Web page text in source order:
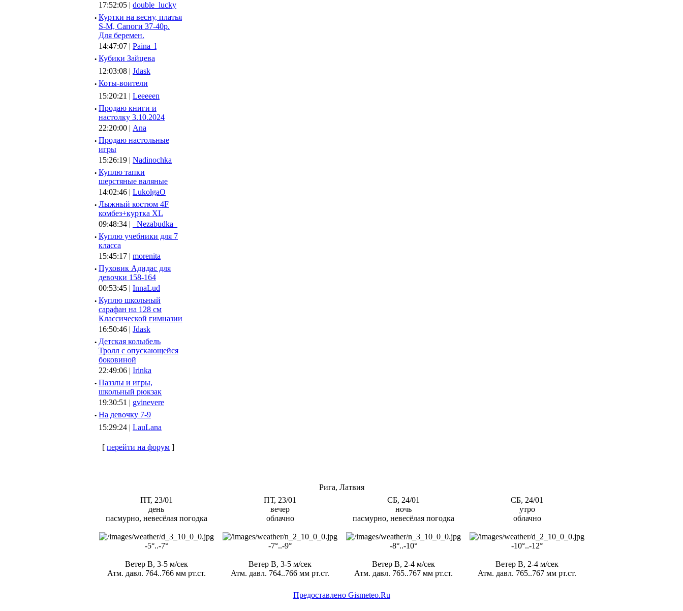
17:52:05 | double_lucky
· Куртки на весну, платья
S-M, Сапоги 37-40р.
Для беремен.
14:47:07 | Paina_l
· Кубики Зайцева
12:03:08 | Jdask
· Коты-воители
15:20:21 | Leeeeen
· Продаю книги и
настолку 3.10.2024
22:20:00 | Ana
· Продаю настольные
игры
15:26:19 | Nadinochka
· Куплю тапки
шерстяные валяные
14:02:46 | LukolgaO
· Лыжный костюм 4F
комбез+куртка XL
09:48:34 |
_Nezabudka_
· Куплю учебники для 7
класса
15:45:17 | morenita
· Пуховик Адидас для
девочки 158-164
00:53:45 | InnaLud
· Куплю школьный
сарафан на 128 см
Классической гимназии
16:50:46 | Jdask
· Детская колыбель
Тролл с опускающейся
боковиной
22:49:06 | Irinka
· Паззлы и игры,
школьный рюкзак
19:30:51 | gvinevere
· Hа девочку 7-9
15:29:24 | LauLana
[ перейти на форум ]
Рига, Латвия
ПТ, 23/01
день
пасмурно, невесёлая погодка
-5°..-7°
Ветер В, 3-5 м/сек
Атм. давл. 764..766 мм рт.ст.
ПТ, 23/01
вечер
облачно
-7°..-9°
Ветер В, 3-5 м/сек
Атм. давл. 764..766 мм рт.ст.
СБ, 24/01
ночь
пасмурно, невесёлая погодка
-8°..-10°
Ветер В, 2-4 м/сек
Атм. давл. 765..767 мм рт.ст.
СБ, 24/01
утро
облачно
-10°..-12°
Ветер В, 2-4 м/сек
Атм. давл. 765..767 мм рт.ст.
Предоставлено Gismeteo.Ru